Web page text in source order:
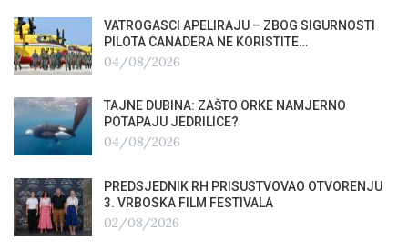
VATROGASCI APELIRAJU – ZBOG SIGURNOSTI
PILOTA CANADERA NE KORISTITE…
04/08/2026
TAJNE DUBINA: ZAŠTO ORKE NAMJERNO
POTAPAJU JEDRILICE?
04/08/2026
PREDSJEDNIK RH PRISUSTVOVAO OTVORENJU
3. VRBOSKA FILM FESTIVALA
02/08/2026